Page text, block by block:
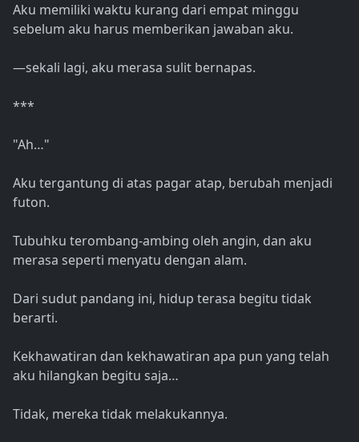
Aku memiliki waktu kurang dari empat minggu
sebelum aku harus memberikan jawaban aku.
—sekali lagi, aku merasa sulit bernapas.
***
"Ah…"
Aku tergantung di atas pagar atap, berubah menjadi
futon.
Tubuhku terombang-ambing oleh angin, dan aku
merasa seperti menyatu dengan alam.
Dari sudut pandang ini, hidup terasa begitu tidak
berarti.
Kekhawatiran dan kekhawatiran apa pun yang telah
aku hilangkan begitu saja…
Tidak, mereka tidak melakukannya.